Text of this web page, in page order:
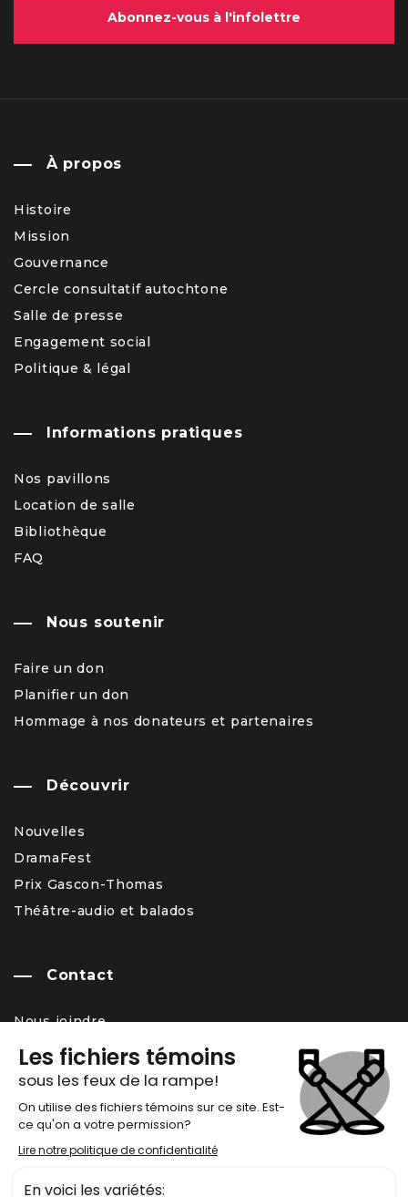
Abonnez-vous à l'infolettre
À propos
Histoire
Mission
Gouvernance
Cercle consultatif autochtone
Salle de presse
Engagement social
Politique & légal
Informations pratiques
Nos pavillons
Location de salle
Bibliothèque
FAQ
Nous soutenir
Faire un don
Planifier un don
Hommage à nos donateurs et partenaires
Découvrir
Nouvelles
DramaFest
Prix Gascon-Thomas
Théâtre-audio et balados
Contact
Nous joindre
Équipe
Carrière – offres d’emploi
Infolettre
Chronos